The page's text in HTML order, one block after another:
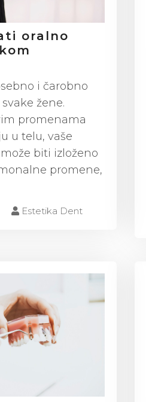
oralno
i čarobno
žene.
promenama
u telu, vaše
biti izloženo
promene,
Estetika Dent